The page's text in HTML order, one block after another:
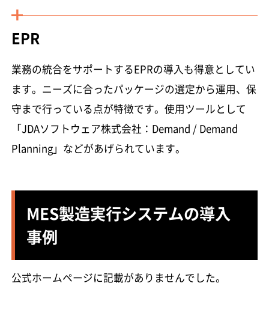
EPR
業務の統合をサポートするEPRの導入も得意としてい
ます。ニーズに合ったパッケージの選定から運用、保
守まで行っている点が特徴です。使用ツールとして
「JDAソフトウェア株式会社：Demand / Demand
Planning」などがあげられています。
MES製造実行システムの導入
事例
公式ホームページに記載がありませんでした。